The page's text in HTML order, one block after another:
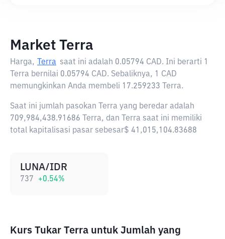
Market Terra
Harga, Terra saat ini adalah 0.05794 CAD. Ini berarti 1
Terra bernilai 0.05794 CAD. Sebaliknya, 1 CAD
memungkinkan Anda membeli 17.259233 Terra.
Saat ini jumlah pasokan Terra yang beredar adalah
709,984,438.91686 Terra, dan Terra saat ini memiliki
total kapitalisasi pasar sebesar$ 41,015,104.83688
LUNA/IDR
737 +0.54%
Kurs Tukar Terra untuk Jumlah yang